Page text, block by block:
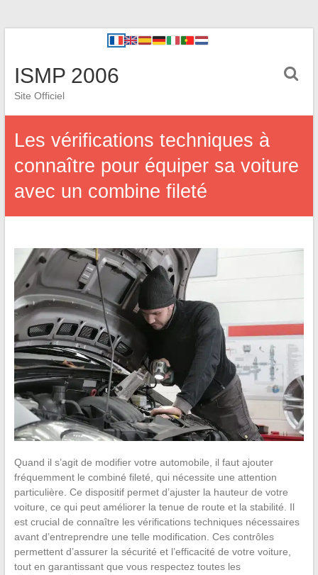
ISMP 2006
Site Officiel
Les vérifications techniques à
connaître pour équiper sa voiture
avec un combine fileté
Quand il s’agit de modifier votre automobile, il faut ajouter
fréquemment le combiné fileté, qui nécessite une attention
particulière. Ce dispositif permet d’ajuster la hauteur de votre
voiture, ce qui peut améliorer la tenue de route et la stabilité. Il
est crucial de connaître les vérifications techniques nécessaires
avant d’entreprendre une telle modification. Ces contrôles
permettent d’assurer la sécurité et l’efficacité de votre voiture,
tout en garantissant que vous respectez toutes les